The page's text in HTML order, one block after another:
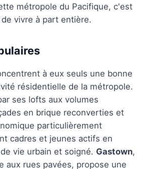
métropole du Pacifique, c'est
vivre à part entière.
à eux seuls une bonne
résidentielle de la métropole.
ses lofts aux volumes
en brique reconverties et
particulièrement
cadres et jeunes actifs en
vie urbain et soigné. Gastown,
aux rues pavées, propose une